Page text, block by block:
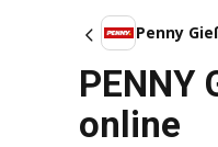
Penny
PENNY
online